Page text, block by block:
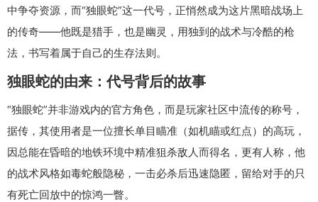
中争夺资源，而“独眼蛇”这一代号，正悄然成为这片黑暗战场上
的传奇——他既是猎手，也是幽灵，用独到的战术与冷酷的枪
法，书写着属于自己的生存法则。
独眼蛇的由来：代号背后的故事
“独眼蛇”并非游戏内的官方角色，而是玩家社区中流传的称号，
据传，其使用者是一位擅长单目瞄准（如机瞄或红点）的高玩，
因总能在昏暗的地铁环境中精准狙杀敌人而得名，更有人称，他
的战术风格如毒蛇般隐秘，一击必杀后迅速隐匿，留给对手的只
有死亡回放中的惊鸿一瞥。